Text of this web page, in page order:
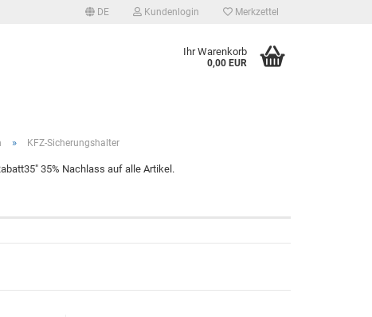
DE Kundenlogin Merkzettel
Ihr Warenkorb
0,00 EUR
» KFZ-Sicherungshalter
35% Nachlass auf alle Artikel.